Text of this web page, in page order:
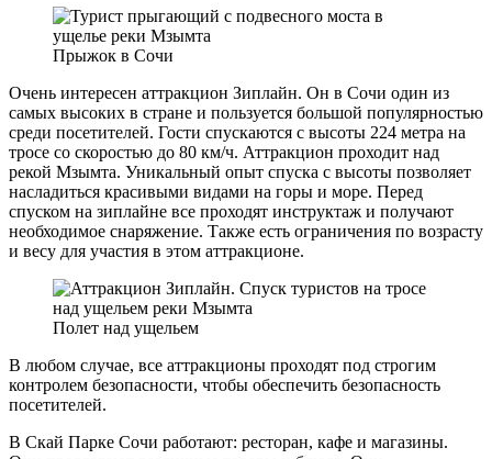
Прыжок в Сочи
Очень интересен аттракцион Зиплайн. Он в Сочи один из
самых высоких в стране и пользуется большой популярностью
среди посетителей. Гости спускаются с высоты 224 метра на
тросе со скоростью до 80 км/ч. Аттракцион проходит над
рекой Мзымта. Уникальный опыт спуска с высоты позволяет
насладиться красивыми видами на горы и море. Перед
спуском на зиплайне все проходят инструктаж и получают
необходимое снаряжение. Также есть ограничения по возрасту
и весу для участия в этом аттракционе.
Полет над ущельем
В любом случае, все аттракционы проходят под строгим
контролем безопасности, чтобы обеспечить безопасность
посетителей.
В Скай Парке Сочи работают: ресторан, кафе и магазины.